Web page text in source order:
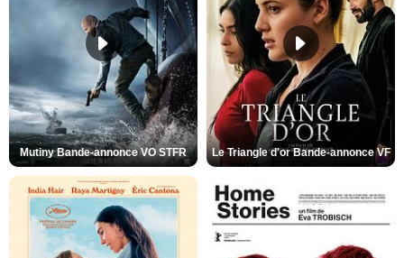
Mutiny Bande-annonce VO STFR Le Triangle d'or Bande-annonce VF